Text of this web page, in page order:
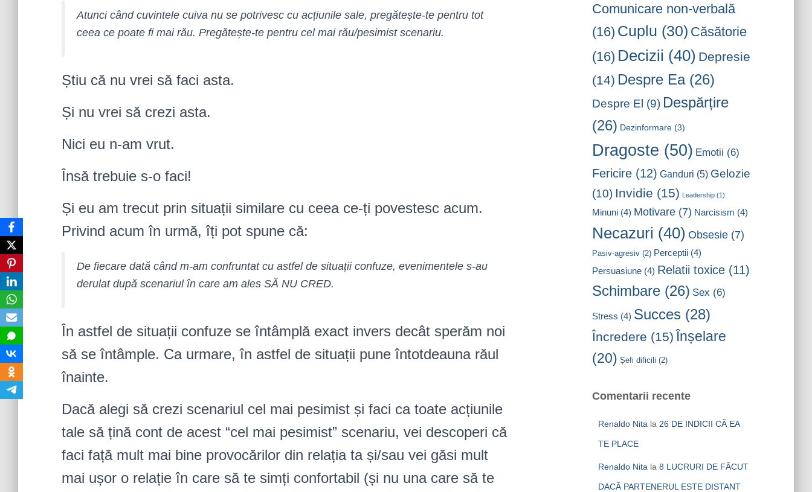
Atunci când cuvintele cuiva nu se potrivesc cu acțiunile sale, pregătește-te pentru tot
ceea ce poate fi mai rău. Pregătește-te pentru cel mai rău/pesimist scenariu.
Știu că nu vrei să faci asta.
Și nu vrei să crezi asta.
Nici eu n-am vrut.
Însă trebuie s-o faci!
Și eu am trecut prin situații similare cu ceea ce-ți povestesc acum.
Privind acum în urmă, îți pot spune că:
De fiecare dată când m-am confruntat cu astfel de situații confuze, evenimentele s-au
derulat după scenariul în care am ales SĂ NU CRED.
În astfel de situații confuze se întâmplă exact invers decât sperăm noi
să se întâmple. Ca urmare, în astfel de situații pune întotdeauna răul
înainte.
Dacă alegi să crezi scenariul cel mai pesimist și faci ca toate acțiunile
tale să țină cont de acest “cel mai pesimist” scenariu, vei descoperi că
faci față mult mai bine provocărilor din relația ta și/sau vei găsi mult
mai ușor o relație în care să te simți confortabil (și nu una care să te
Comunicare non-verbală
(16) Cuplu (30) Căsătorie
(16) Decizii (40) Depresie
(14) Despre Ea(26)
Despre El (9) Despărțire
(26) Dezinformare(3)
Dragoste (50) Emotii (6)
Fericire(12) Ganduri (5) Gelozie
(10) Invidie (15) Leadership(1)
Minuni(4) Motivare(7) Narcisism (4)
Necazuri (40) Obsesie(7)
Pasiv-agresiv(2) Perceptii(4)
Persuasiune(4) Relatii toxice(11)
Schimbare(26) Sex (6)
Stress (4) Succes(28)
Încredere (15) Înșelare
(20) Șefi dificili (2)
Comentarii recente
Renaldo Nita la 26 DE INDICII CĂ EA
TE PLACE
Renaldo Nita la 8 LUCRURI DE FĂCUT
DACĂ PARTENERUL ESTE DISTANT